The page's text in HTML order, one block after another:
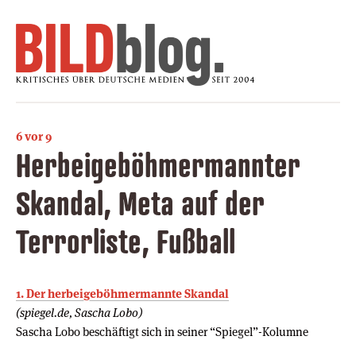
6 vor 9
Herbeigeböhmermannter
Skandal, Meta auf der
Terrorliste, Fußball
1. Der herbeigeböhmermannte Skandal
(spiegel.de, Sascha Lobo)
Sascha Lobo beschäftigt sich in seiner “Spiegel”-Kolumne